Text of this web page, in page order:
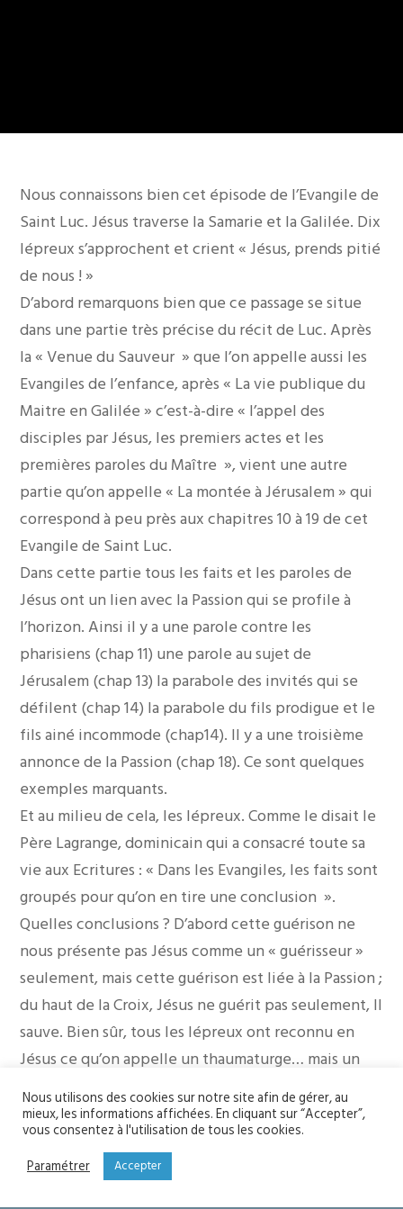
Nous connaissons bien cet épisode de l’Evangile de
Saint Luc. Jésus traverse la Samarie et la Galilée. Dix
lépreux s’approchent et crient « Jésus, prends pitié
de nous ! »
D’abord remarquons bien que ce passage se situe
dans une partie très précise du récit de Luc. Après
la « Venue du Sauveur » que l’on appelle aussi les
Evangiles de l’enfance, après « La vie publique du
Maitre en Galilée » c’est-à-dire « l’appel des
disciples par Jésus, les premiers actes et les
premières paroles du Maître », vient une autre
partie qu’on appelle « La montée à Jérusalem » qui
correspond à peu près aux chapitres 10 à 19 de cet
Evangile de Saint Luc.
Dans cette partie tous les faits et les paroles de
Jésus ont un lien avec la Passion qui se profile à
l’horizon. Ainsi il y a une parole contre les
pharisiens (chap 11) une parole au sujet de
Jérusalem (chap 13) la parabole des invités qui se
défilent (chap 14) la parabole du fils prodigue et le
fils ainé incommode (chap14). Il y a une troisième
annonce de la Passion (chap 18). Ce sont quelques
exemples marquants.
Et au milieu de cela, les lépreux. Comme le disait le
Père Lagrange, dominicain qui a consacré toute sa
vie aux Ecritures : « Dans les Evangiles, les faits sont
groupés pour qu’on en tire une conclusion ».
Quelles conclusions ? D’abord cette guérison ne
nous présente pas Jésus comme un « guérisseur »
seulement, mais cette guérison est liée à la Passion ;
du haut de la Croix, Jésus ne guérit pas seulement, Il
sauve. Bien sûr, tous les lépreux ont reconnu en
Jésus ce qu’on appelle un thaumaturge… mais un
seul « glorifie Dieu à pleine voix ». On peut dire
qu’un seul est passé de la guérison au Salut. Il a reçu
et accueilli pleinement le don divin de la Foi. Jésus
lui déclare : « Relève-toi, ta foi t’a sauvé ».
Nous utilisons des cookies sur notre site afin de gérer, au
mieux, les informations affichées. En cliquant sur “Accepter”,
vous consentez à l'utilisation de tous les cookies.
Paramétrer
Accepter